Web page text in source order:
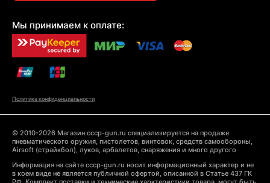
Мы принимаем к оплате:
Политика конфиденциальности
© 2010-2026 Магазин cccp-gun.ru специализируется на продаже
пневматического оружия, пистолетов, винтовок, средств самообороны,
Airsoft (страйкбол), луков, арбалетов, снаряжения и много другого
Информация на сайте cccp-gun.ru носит информационный характер и не
в коем виде не является публичной офертой, описанной в Статье 437 ГК